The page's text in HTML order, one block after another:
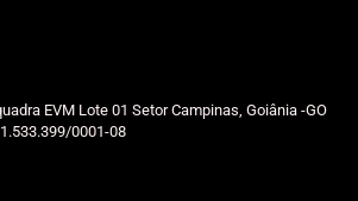
EVM Lote 01 Setor Campinas, Goiânia -GO
0001-08